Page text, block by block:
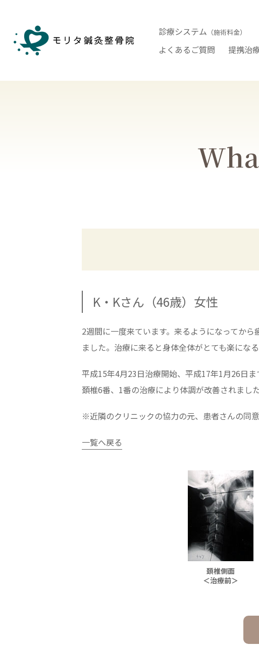
診療システム （施術料金）
よくあるご質問
提携治
K・Kさん（46歳）女性
2週間に一度来ています。来るようになってか
ました。治療に来ると身体全体がとても楽にな
平成15年4月23日治療開始、平成17年1月26日ま
頚椎6番、1番の治療により体調が改善されました
※近隣のクリニックの協力の元、患者さんの同
一覧へ戻る
頚椎側面
＜治療前＞